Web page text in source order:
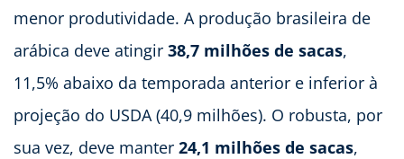
menor produtividade. A produção brasileira de
arábica deve atingir 38,7 milhões de sacas,
11,5% abaixo da temporada anterior e inferior à
projeção do USDA (40,9 milhões). O robusta, por
sua vez, deve manter 24,1 milhões de sacas,